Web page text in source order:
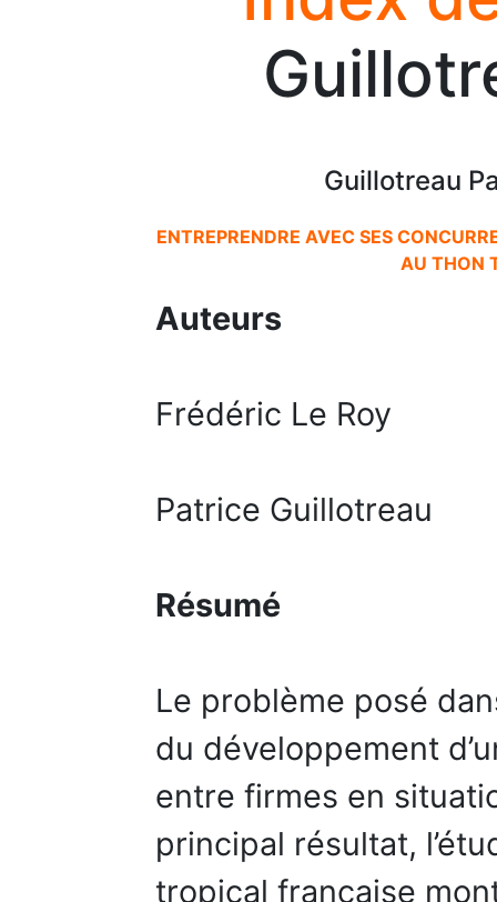
Guillotreau
ENTREPRENDRE AVEC SES
AU THON
Auteurs
Frédéric Le Roy
Patrice Guillotreau
Résumé
Le problème posé
du développement
entre firmes en
principal résultat,
tropical française